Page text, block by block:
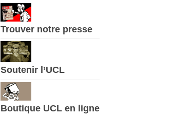
Trouver notre presse
Soutenir l’UCL
Boutique UCL en ligne